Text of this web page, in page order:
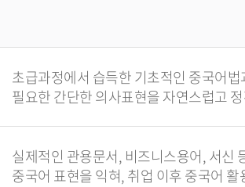
초급과정에서 습득한 기초적인 중국어
필요한 간단한 의사표현을 자연스럽고
실제적인 관용문서, 비즈니스용어, 서신
중국어 표현을 익혀, 취업 이후 중국어